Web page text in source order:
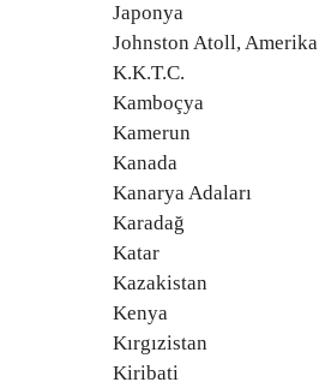
Japonya
Johnston Atoll, Amerika
K.K.T.C.
Kamboçya
Kamerun
Kanada
Kanarya Adaları
Karadağ
Katar
Kazakistan
Kenya
Kırgızistan
Kiribati